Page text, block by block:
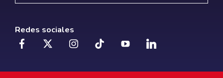
Redes sociales